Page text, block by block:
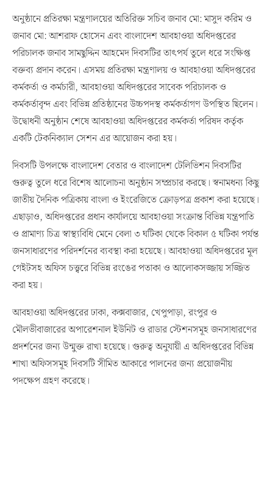
অনুষ্ঠানে প্রতিরক্ষা মন্ত্রণালয়ের অতিরিক্ত সচিব জনাব মো: মাসুদ করিম ও
জনাব মো: আশরাফ হোসেন এবং বাংলাদেশ আবহাওয়া অধিদপ্তরের
পরিচালক জনাব সামছুদ্দিন আহমেদ দিবসটির তাৎপর্য তুলে ধরে সংক্ষিপ্ত
বক্তব্য প্রদান করেন। এসময় প্রতিরক্ষা মন্ত্রণালয় ও আবহাওয়া অধিদপ্তরের
কর্মকর্তা ও কর্মচারী, আবহাওয়া অধিদপ্তরের সাবেক পরিচালক ও
কর্মকর্তাবৃন্দ এবং বিভিন্ন প্রতিষ্ঠানের উচ্চপদস্থ কর্মকর্তাগণ উপস্থিত ছিলেন।
উদ্বোধনী অনুষ্ঠান শেষে আবহাওয়া অধিদপ্তরের কর্মকর্তা পরিষদ কর্তৃক
একটি টেকনিক্যাল সেশন এর আয়োজন করা হয়।
দিবসটি উপলক্ষে বাংলাদেশ বেতার ও বাংলাদেশ টেলিভিশন দিবসটির
গুরুত্ব তুলে ধরে বিশেষ আলোচনা অনুষ্ঠান সম্প্রচার করছে। স্বনামধন্য কিছু
জাতীয় দৈনিক পত্রিকায় বাংলা ও ইংরেজিতে ক্রোড়পত্র প্রকাশ করা হয়েছে।
এছাড়াও, অধিদপ্তরের প্রধান কার্যালয়ে আবহাওয়া সংক্রান্ত বিভিন্ন যন্ত্রপাতি
ও প্রামাণ্য চিত্র স্বাস্থ্যবিধি মেনে বেলা ৩ ঘটিকা থেকে বিকাল ৫ ঘটিকা পর্যন্ত
জনসাধারণের পরিদর্শনের ব্যবস্থা করা হয়েছে। আবহাওয়া অধিদপ্তরের মূল
গেইটসহ অফিস চত্ত্বরে বিভিন্ন রংঙের পতাকা ও আলোকসজ্জায় সজ্জিত
করা হয়।
আবহাওয়া অধিদপ্তরের ঢাকা, কক্সবাজার, খেপুপাড়া, রংপুর ও
মৌলভীবাজারের অপারেশনাল ইউনিট ও রাডার স্টেশনসমূহ জনসাধারণের
প্রদর্শনের জন্য উন্মুক্ত রাখা হয়েছে। গুরুত্ব অনুযায়ী এ অধিদপ্তরের বিভিন্ন
শাখা অফিসসমূহ দিবসটি সীমিত আকারে পালনের জন্য প্রয়োজনীয়
পদক্ষেপ গ্রহণ করেছে।